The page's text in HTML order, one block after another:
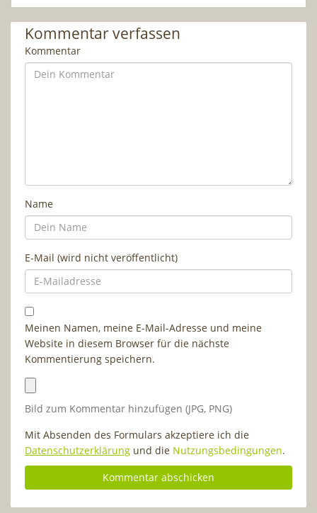
Kommentar verfassen
Kommentar
Name
E-Mail (wird nicht veröffentlicht)
Meinen Namen, meine E-Mail-Adresse und meine
Website in diesem Browser für die nächste
Kommentierung speichern.
Bild zum Kommentar hinzufügen (JPG, PNG)
Mit Absenden des Formulars akzeptiere ich die
Datenschutzerklärung und die Nutzungsbedingungen.